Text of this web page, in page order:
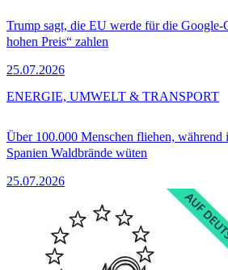
Trump sagt, die EU werde für die Google-
hohen Preis“ zahlen
25.07.2026
Über 100.000 Menschen fliehen, während
Spanien Waldbrände wüten
25.07.2026
ENERGIE, UMWELT & TRANSPORT